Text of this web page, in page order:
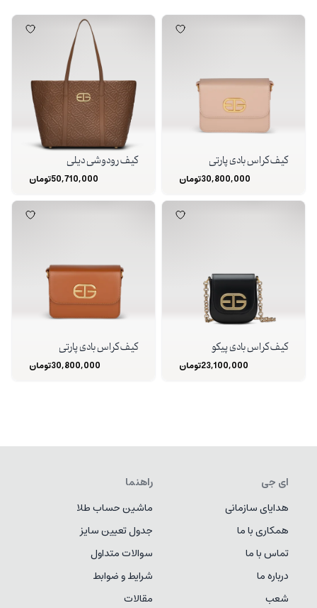
کیف کراس بادی پارتی
30,800,000تومان
کیف رودوشی دیلی
50,710,000تومان
کیف کراس بادی پیکو
23,100,000تومان
کیف کراس بادی پارتی
30,800,000تومان
ای جی
هدایای سازمانی
همکاری با ما
تماس با ما
درباره ما
شعب
راهنما
ماشین حساب طلا
جدول تعیین سایز
سوالات متداول
شرایط و ضوابط
مقالات